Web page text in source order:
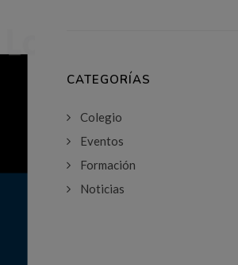
CATEGORÍAS
Colegio
Eventos
Formación
Noticias